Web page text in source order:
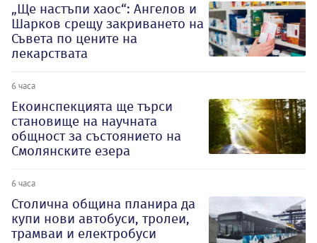
„Ще настъпи хаос“: Ангелов и
Шарков срещу закриването на
Съвета по цените на
лекарствата
6 часа
Екоинспекцията ще търси
становище на научната
общност за състоянието на
Смолянските езера
6 часа
Столична община планира да
купи нови автобуси, тролеи,
трамваи и електробуси